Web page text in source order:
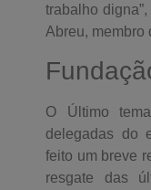
trabalho
Abreu, membro
O Último
delegadas do
feito um breve
resgate das